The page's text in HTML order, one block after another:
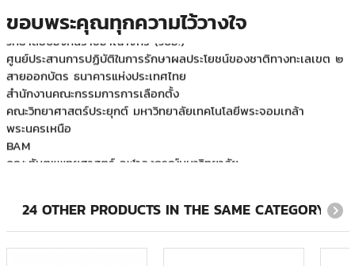
ขอบพระคุณทุกความไว้วางใจ
มหาวิทยาลัยเทคโนโลยราชมงคลตะวันออก วิทยาเขตบางพระ
วิทยาลัยป้องกันราชอาณาจักร (วปอ.)
ศูนย์ประสานการปฏิบัติในการรักษาผลประโยชน์ของชาติทางทะเลเขต ๒
สายออกบัตร ธนาคารแห่งประเทศไทย
สำนักงานคณะกรรมการการเลือกตั้ง
คณะวิทยาศาสตร์ประยุกต์ มหาวิทยาลัยเทคโนโลยีพระจอมเกล้า
พระนครเหนือ
BAM
คณะทันตแพทยศาสตร์ จุฬาลงกรณ์มหาวิทยาลัย
คณะมนุษยศาสตร์ มหาวิทยาลัยเชียงใหม่
ลาดกระบัง
คณะแพทยศาสตร์ มหาวิทยาลัยมหิดล โรงพยาบาลรามาธิบดี
บ.ดับบลิวเอ็ม ซิมูเลเตอร์
บริษัท เดอะ พิมรี่พาย จำกัด
24 OTHER PRODUCTS IN THE SAME CATEGORY: